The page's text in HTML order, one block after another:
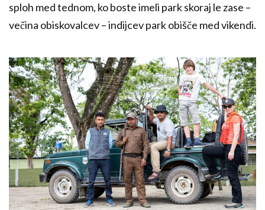
sploh med tednom, ko boste imeli park skoraj le zase –
večina obiskovalcev – indijcev park obišče med vikendi.